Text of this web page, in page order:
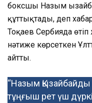
боксшы Назым
құттықтады, деп
Тоқаев Сербияда өтіп
нәтиже көрсеткен
айтты.
“Назым
тұңғыш рет үш